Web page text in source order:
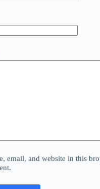
email, and website in this